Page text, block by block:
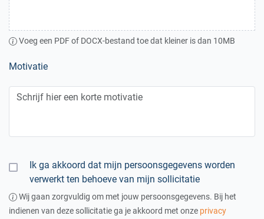
Voeg een PDF of DOCX-bestand toe dat kleiner is dan 10MB
Motivatie
Ik ga akkoord dat mijn persoonsgegevens worden
verwerkt ten behoeve van mijn sollicitatie
Wij gaan zorgvuldig om met jouw persoonsgegevens. Bij het
indienen van deze sollicitatie ga je akkoord met onze privacy